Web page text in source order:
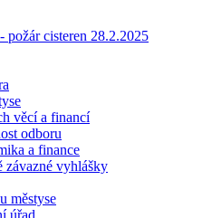
požár cisteren 28.2.2025
věcí a financí
odboru
a finance
závazné vyhlášky
městyse
úřad